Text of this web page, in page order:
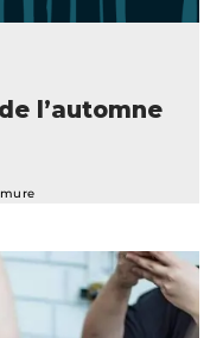
l’automne